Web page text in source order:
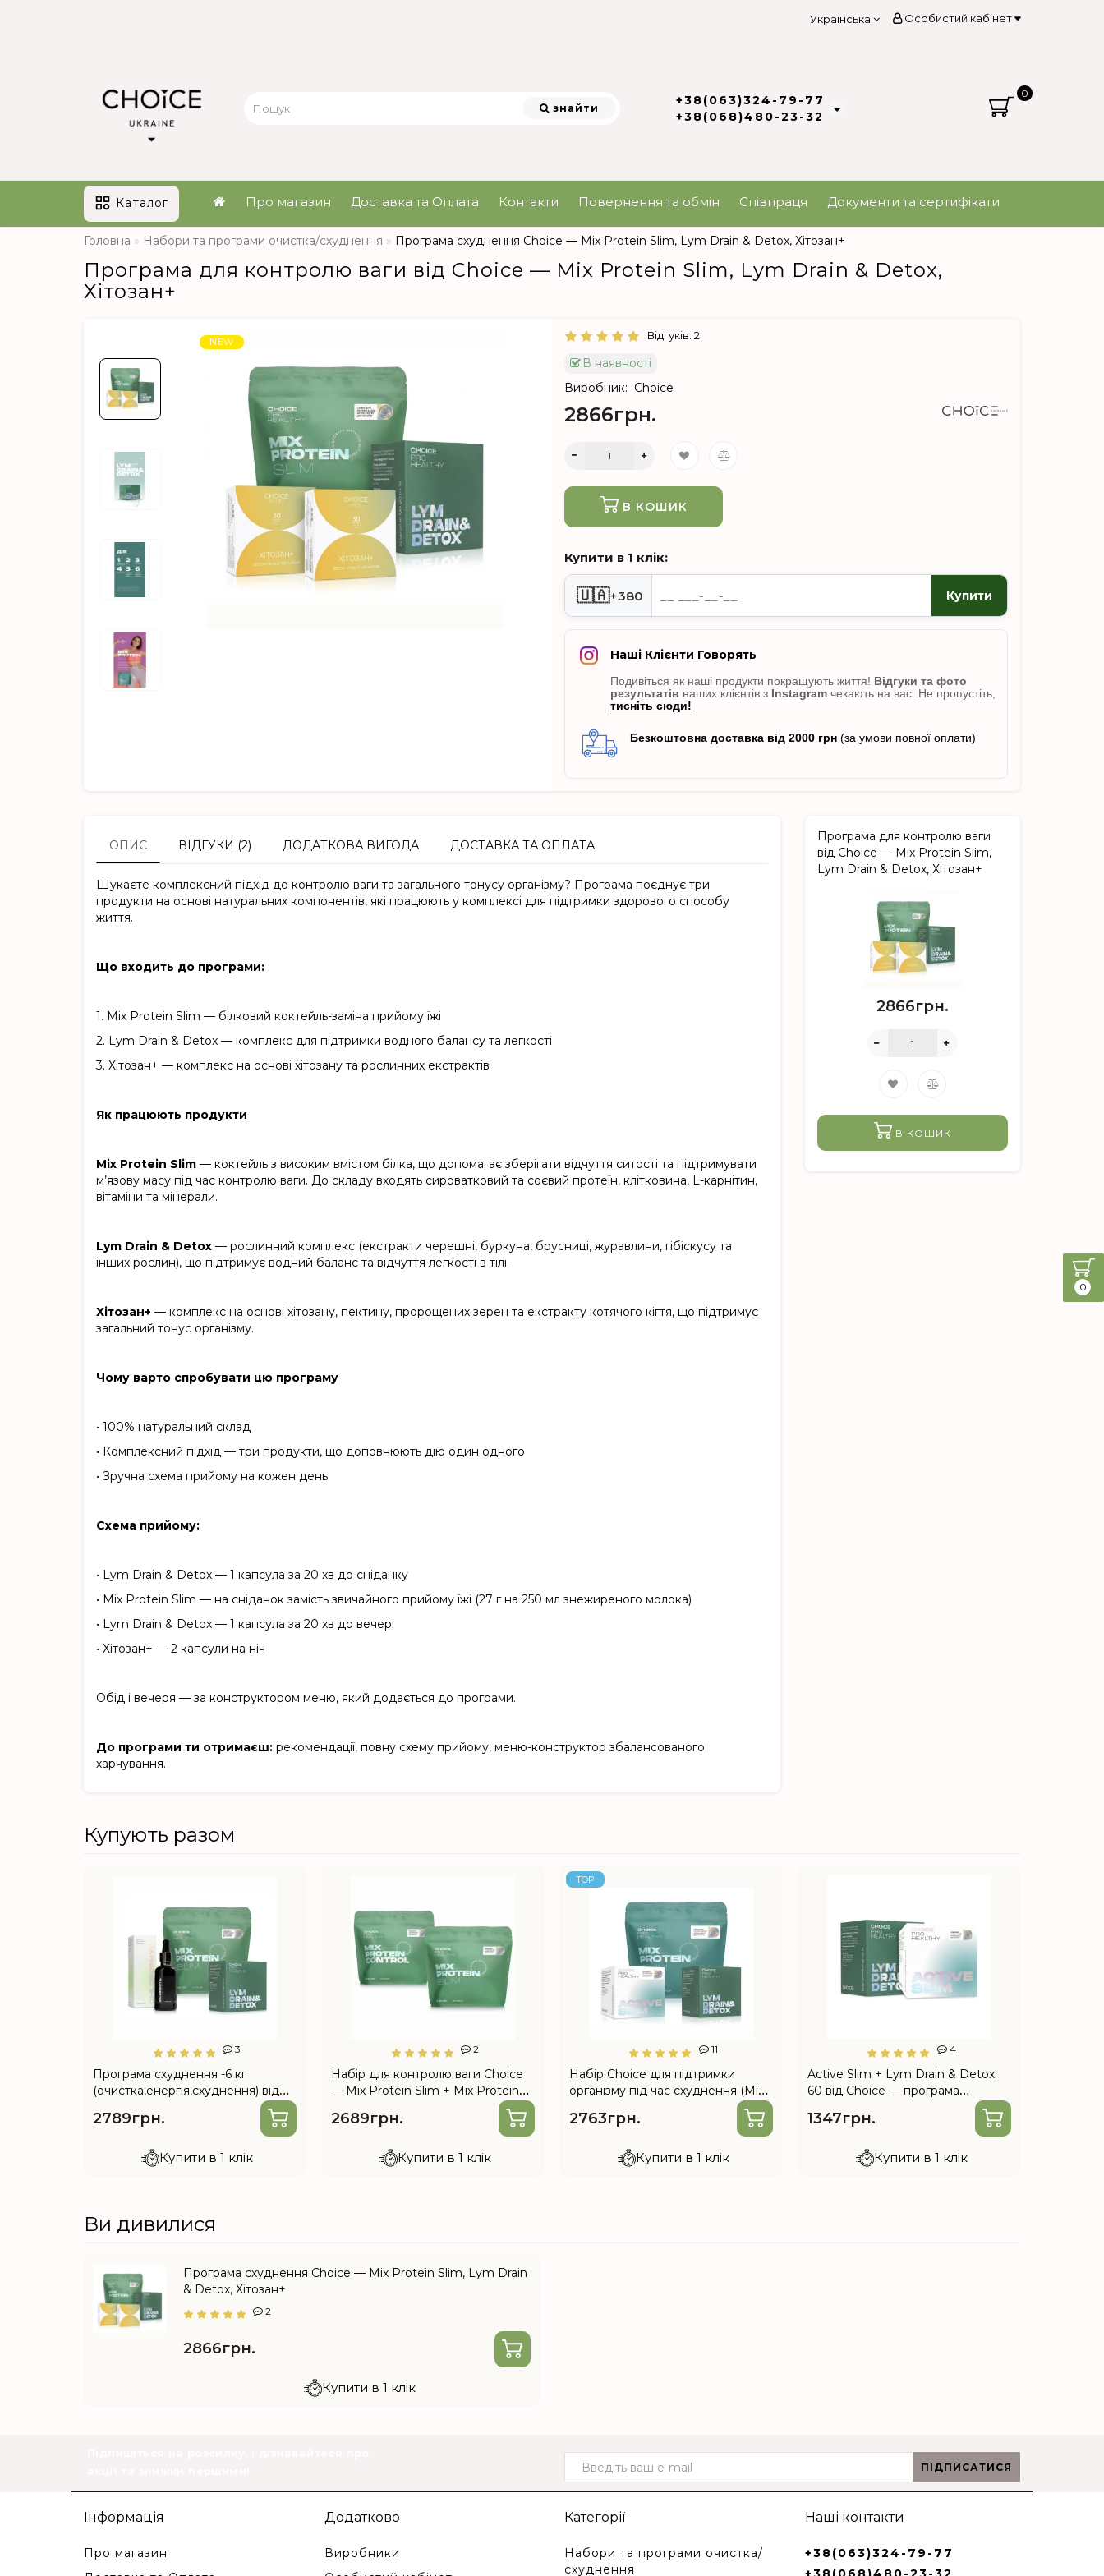
0
Особистий кабінет
Українська
знайти
+38(063)324-79-77
+38(068)480-23-32
0
Каталог Про магазин Доставка та Оплата Контакти Повернення та обмін Співпраця Документи та сертифікати
Головна Набори та програми очистка/схуднення Програма схуднення Choice — Mix Protein Slim, Lym Drain & Detox, Хітозан+
Програма для контролю ваги від Choice — Mix Protein Slim, Lym Drain & Detox,
Хітозан+
NEW Відгуків: 2
В наявності
Виробник: Choice
2866грн.
В КОШИК
Купити в 1 клік:
🇺🇦+380 Купити
Наші Клієнти Говорять
Подивіться як наші продукти покращують життя! Відгуки та фото
результатів наших клієнтів з Instagram чекають на вас. Не пропустіть,
тисніть сюди!
Безкоштовна доставка від 2000 грн (за умови повної оплати)
ОПИС ВІДГУКИ (2) ДОДАТКОВА ВИГОДА ДОСТАВКА ТА ОПЛАТА
Шукаєте комплексний підхід до контролю ваги та загального тонусу організму? Програма поєднує три
продукти на основі натуральних компонентів, які працюють у комплексі для підтримки здорового способу
життя.
Що входить до програми:
1. Mix Protein Slim — білковий коктейль-заміна прийому їжі
2. Lym Drain & Detox — комплекс для підтримки водного балансу та легкості
3. Хітозан+ — комплекс на основі хітозану та рослинних екстрактів
Як працюють продукти
Mix Protein Slim — коктейль з високим вмістом білка, що допомагає зберігати відчуття ситості та підтримувати
м’язову масу під час контролю ваги. До складу входять сироватковий та соєвий протеїн, клітковина, L-карнітин,
вітаміни та мінерали.
Lym Drain & Detox — рослинний комплекс (екстракти черешні, буркуна, брусниці, журавлини, гібіскусу та
інших рослин), що підтримує водний баланс та відчуття легкості в тілі.
Хітозан+ — комплекс на основі хітозану, пектину, пророщених зерен та екстракту котячого кігтя, що підтримує
загальний тонус організму.
Чому варто спробувати цю програму
• 100% натуральний склад
• Комплексний підхід — три продукти, що доповнюють дію один одного
• Зручна схема прийому на кожен день
Схема прийому:
• Lym Drain & Detox — 1 капсула за 20 хв до сніданку
• Mix Protein Slim — на сніданок замість звичайного прийому їжі (27 г на 250 мл знежиреного молока)
• Lym Drain & Detox — 1 капсула за 20 хв до вечері
• Хітозан+ — 2 капсули на ніч
Обід і вечеря — за конструктором меню, який додається до програми.
До програми ти отримаєш: рекомендації, повну схему прийому, меню-конструктор збалансованого
харчування.
Програма для контролю ваги
від Choice — Mix Protein Slim,
Lym Drain & Detox, Хітозан+
2866грн.
В КОШИК
Купують разом
3
Програма схуднення -6 кг
(очистка,енергія,схуднення) від
2789грн.
Купити в 1 клік
2
Набір для контролю ваги Choice
— Mix Protein Slim + Mix Protein
2689грн.
Купити в 1 клік
TOP
11
Набір Choice для підтримки
організму під час схуднення (Mix
Protein Slim, Lym Drain & Detox,
Active Slim)
2763грн.
Купити в 1 клік
4
Active Slim + Lym Drain & Detox
60 від Choice — програма
схуднення
1347грн.
Купити в 1 клік
Ви дивилися
Програма схуднення Choice — Mix Protein Slim, Lym Drain
& Detox, Хітозан+
2
2866грн.
Купити в 1 клік
ПІДПИСАТИСЯ
Інформація
Про магазин
Додатково
Виробники
Категорії
Набори та програми очистка/
схуднення
Наші контакти
+38(063)324-79-77